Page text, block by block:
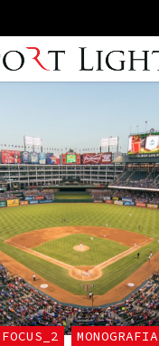
FOCUS_2 MONOGRAFIA